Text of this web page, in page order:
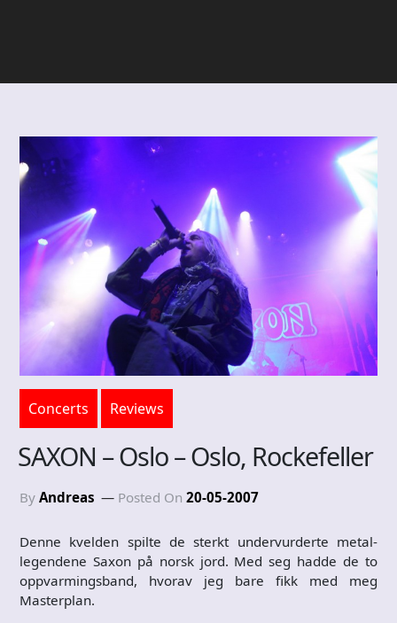
Concerts Reviews
SAXON – Oslo – Oslo, Rockefeller
By Andreas Posted On 20-05-2007
Denne kvelden spilte de sterkt undervurderte metal-
legendene Saxon på norsk jord. Med seg hadde de to
oppvarmingsband, hvorav jeg bare fikk med meg
Masterplan.